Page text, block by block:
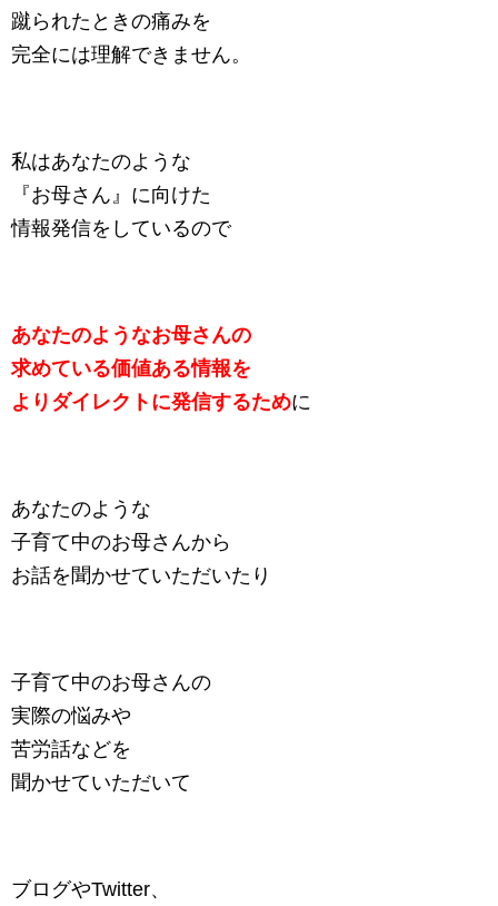
蹴られたときの痛みを
完全には理解できません。
私はあなたのような
『お母さん』に向けた
情報発信をしているので
あなたのようなお母さんの
求めている価値ある情報を
よりダイレクトに発信するために
あなたのような
子育て中のお母さんから
お話を聞かせていただいたり
子育て中のお母さんの
実際の悩みや
苦労話などを
聞かせていただいて
ブログやTwitter、